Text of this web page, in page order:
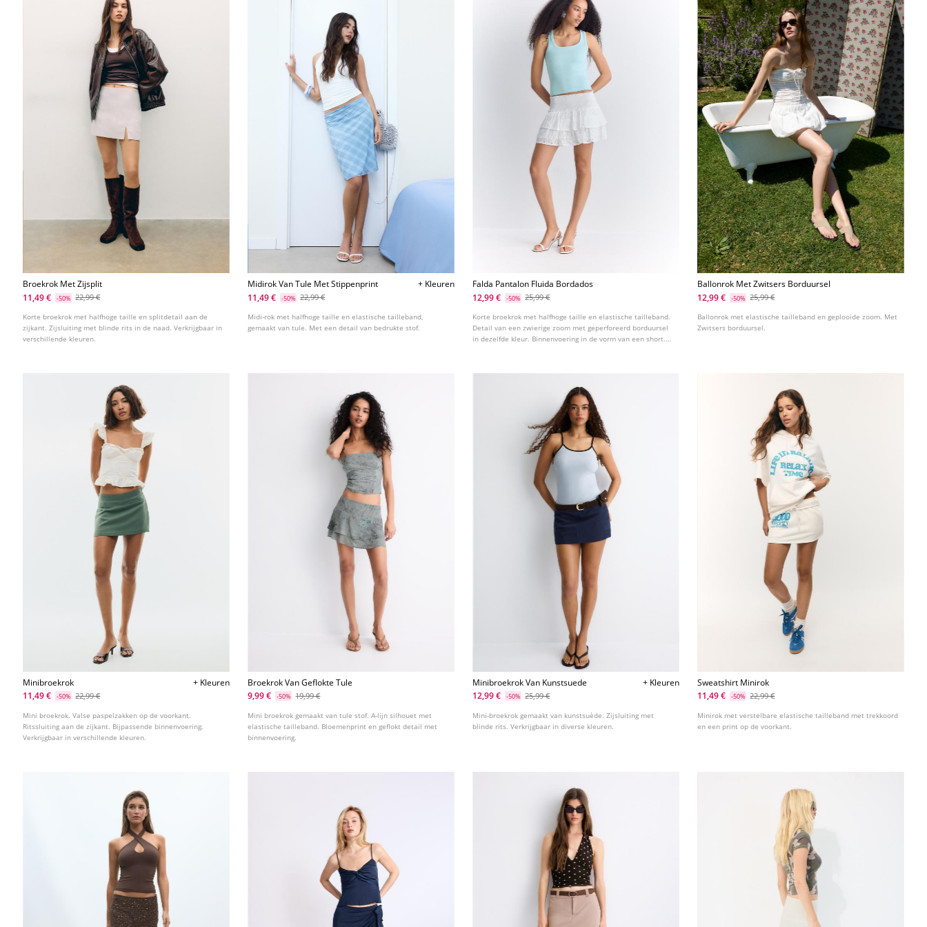
Broekrok Met Zijsplit
11,49 €
-50% 22,99 €
Korte broekrok met halfhoge taille en splitdetail aan de
zijkant. Zijsluiting met blinde rits in de naad. Verkrijgbaar in
verschillende kleuren.
Midirok Van Tule Met Stippenprint
+ Kleuren
11,49 €
-50% 22,99 €
Midi-rok met halfhoge taille en elastische tailleband,
gemaakt van tule. Met een detail van bedrukte stof.
Falda Pantalon Fluida Bordados
12,99 €
-50% 25,99 €
Korte broekrok met halfhoge taille en elastische tailleband.
Detail van een zwierige zoom met geperforeerd borduursel
in dezelfde kleur. Binnenvoering in de vorm van een short.
Ballonrok Met Zwitsers Borduursel
12,99 €
-50% 25,99 €
Ballonrok met elastische tailleband en geplooide zoom. Met
Zwitsers borduursel.
Minibroekrok
+ Kleuren
11,49 €
-50% 22,99 €
Mini broekrok. Valse paspelzakken op de voorkant.
Ritssluiting aan de zijkant. Bijpassende binnenvoering.
Verkrijgbaar in verschillende kleuren.
Broekrok Van Geflokte Tule
9,99 €
-50% 19,99 €
Mini broekrok gemaakt van tule stof. A-lijn silhouet met
elastische tailleband. Bloemenprint en geflokt detail met
binnenvoering.
Minibroekrok Van Kunstsuede
+ Kleuren
12,99 €
-50% 25,99 €
Mini-broekrok gemaakt van kunstsuède. Zijsluiting met
blinde rits. Verkrijgbaar in diverse kleuren.
Sweatshirt Minirok
11,49 €
-50% 22,99 €
Minirok met verstelbare elastische tailleband met trekkoord
en een print op de voorkant.